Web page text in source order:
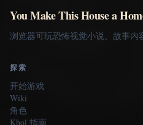
You Make This House a
浏览器可玩恐怖视觉小说、故事内
探索
开始游戏
Wiki
角色
Khol 指南